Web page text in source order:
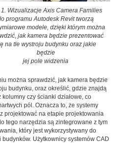
1. Wizualizacje Axis Camera Families
programu Autodesk Revit tworzą
modele, dzięki którym można
jak kamera będzie prezentować
na tle wystroju budynku oraz jakie
będzie
jej pole widzenia
można sprawdzić, jak kamera będzie
budynku, oraz określić, gdzie znajdą
czy ścianki działowe, co
pól. Oznacza to, że systemy
projektować na etapie projektowania
tego narzędzia są zintegrowane z tym
który jest wykorzystywany do
budynków. Użytkownicy systemów CAD